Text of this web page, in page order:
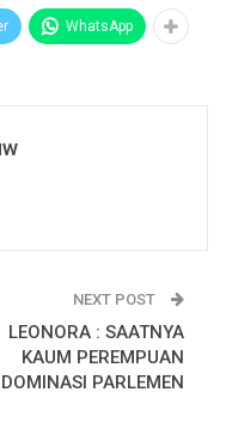
WhatsApp
NEXT POST
LEONORA : SAATNYA
KAUM PEREMPUAN
DOMINASI PARLEMEN